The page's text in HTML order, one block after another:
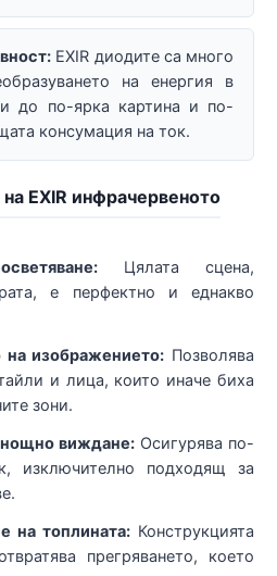
EXIR диодите са много
на енергия в
до по-ярка картина и по-
консумация на ток.
EXIR инфрачервеното
Цялата сцена,
е перфектно и еднакво
изображението: Позволява
и лица, които иначе биха
зони.
нощно виждане: Осигурява по-
изключително подходящ за
на топлината:Конструкцията
прегряването, което